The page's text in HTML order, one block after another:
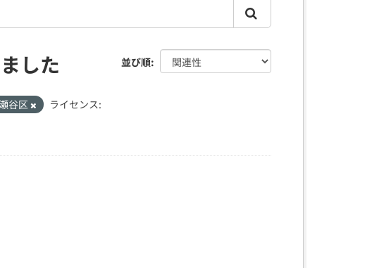
並び順
した
谷区
ライセンス: